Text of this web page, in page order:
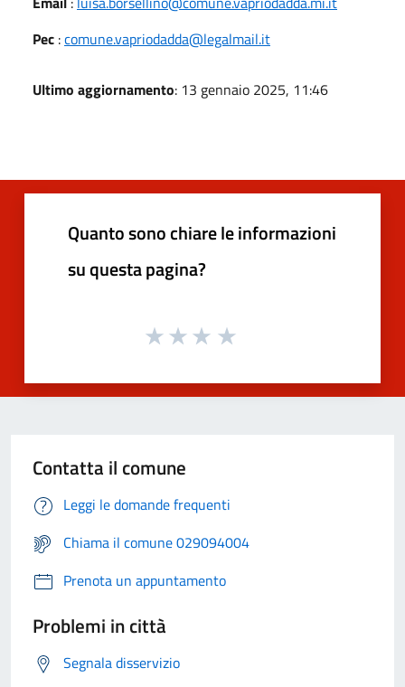
Pec :comune.vapriodadda@legalmail.it
Ultimo aggiornamento: 13 gennaio 2025, 11:46
Quanto sono chiare le informazioni
su questa pagina?
Contatta il comune
Leggi le domande frequenti
Chiama il comune 029094004
Prenota un appuntamento
Problemi in città
Segnala disservizio